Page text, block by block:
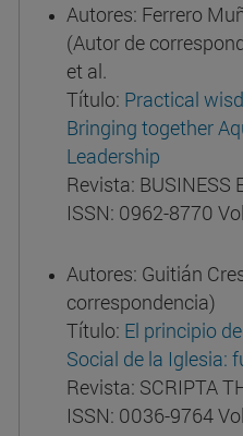
Autores: Ferrero
(Autor de
et al.
Título: Practical
Bringing together
Leadership
Revista: BUSINESS
ISSN: 0962-8770
Autores: Guitián
correspondencia)
Título: El principio
Social de la Iglesia:
Revista: SCRIPTA
ISSN: 0036-9764